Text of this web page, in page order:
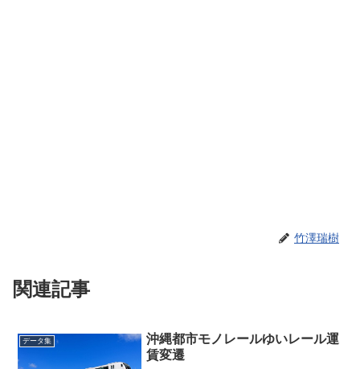
竹澤瑞樹
関連記事
データ集
沖縄都市モノレールゆいレール運
賃変遷